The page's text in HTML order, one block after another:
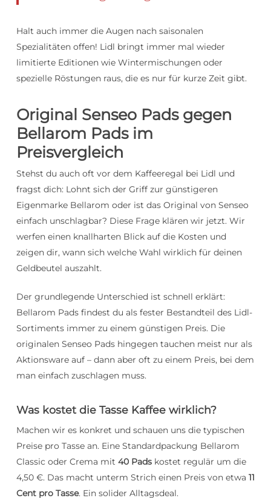
Halt auch immer die Augen nach saisonalen
Spezialitäten offen! Lidl bringt immer mal wieder
limitierte Editionen wie Wintermischungen oder
spezielle Röstungen raus, die es nur für kurze Zeit gibt.
Original Senseo Pads gegen
Bellarom Pads im
Preisvergleich
Stehst du auch oft vor dem Kaffeeregal bei Lidl und
fragst dich: Lohnt sich der Griff zur günstigeren
Eigenmarke Bellarom oder ist das Original von Senseo
einfach unschlagbar? Diese Frage klären wir jetzt. Wir
werfen einen knallharten Blick auf die Kosten und
zeigen dir, wann sich welche Wahl wirklich für deinen
Geldbeutel auszahlt.
Der grundlegende Unterschied ist schnell erklärt:
Bellarom Pads findest du als fester Bestandteil des Lidl-
Sortiments immer zu einem günstigen Preis. Die
originalen Senseo Pads hingegen tauchen meist nur als
Aktionsware auf – dann aber oft zu einem Preis, bei dem
man einfach zuschlagen muss.
Was kostet die Tasse Kaffee wirklich?
Machen wir es konkret und schauen uns die typischen
Preise pro Tasse an. Eine Standardpackung Bellarom
Classic oder Crema mit 40 Padskostet regulär um die
4,50 €. Das macht unterm Strich einen Preis von etwa 11
Cent pro Tasse. Ein solider Alltagsdeal.